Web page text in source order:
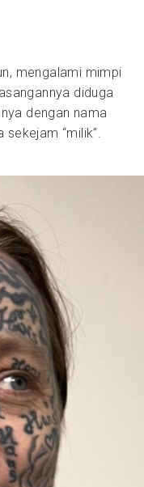
mengalami mimpi
diduga
dengan nama
“milik”.